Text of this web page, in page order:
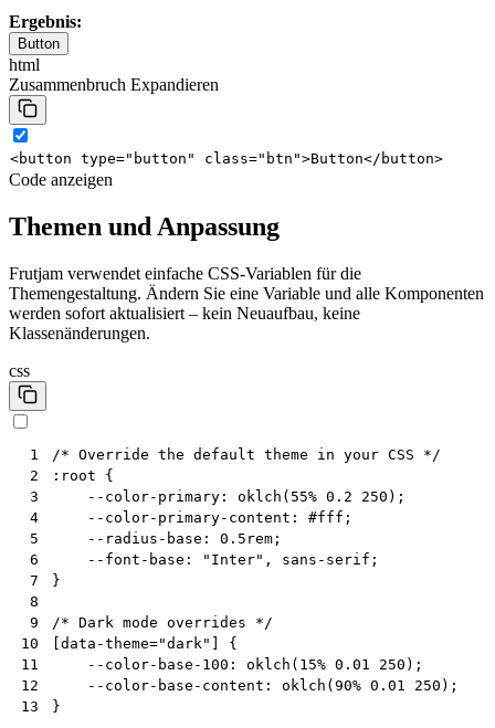
Ergebnis:
Button
html
Zusammenbruch Expandieren
<button type="button" class="btn">Button</ button>
Code anzeigen
Themen und Anpassung
Frutjam verwendet einfache CSS-Variablen für die
Themengestaltung. Ändern Sie eine Variable und alle Komponenten
werden sofort aktualisiert – kein Neuaufbau, keine
Klassenänderungen.
css
1
2
3
4
5
6
7
8
9
10
11
12
13
/* Override the default theme in your CSS */
: root
{
--color-primary : oklch ( 55% 0.2 250 );
--color-primary-content : #fff ;
--radius-base : 0.5 rem ;
--font-base : "Inter" , sans-serif ;
}
/* Dark mode overrides */
data-theme="dark"
{
--color-base-100 : oklch ( 15% 0.01 250 );
--color-base-content : oklch ( 90% 0.01 250 );
}